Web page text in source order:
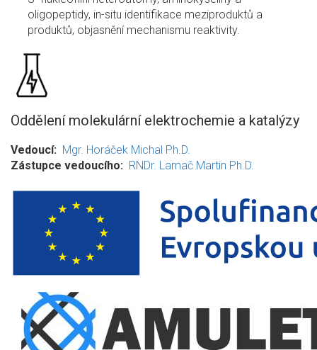
oligopeptidy, in-situ identifikace meziproduktů a
produktů, objasnění mechanismu reaktivity.
Oddělení molekulární elektrochemie a katalýzy
Vedoucí
Mgr. Horáček Michal Ph.D.
Zástupce vedoucího
RNDr. Lamač Martin Ph.D.